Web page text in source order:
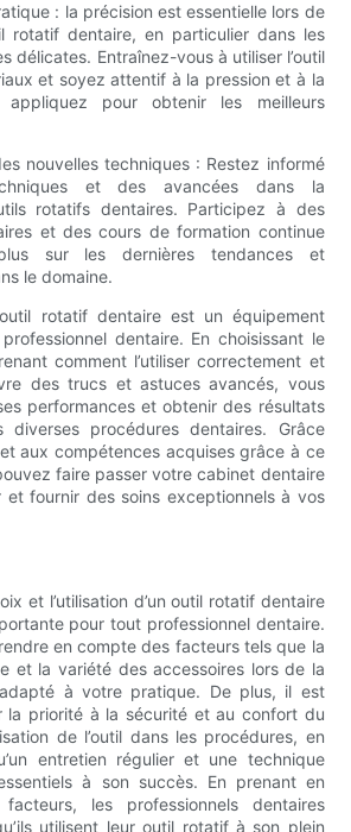
: la précision est essentielle lors de
rotatif dentaire, en particulier dans les
délicates. Entraînez-vous à utiliser l’outil
et soyez attentif à la pression et à la
pour obtenir les meilleurs
nouvelles techniques : Restez informé
et des avancées dans la
rotatifs dentaires. Participez à des
et des cours de formation continue
sur les dernières tendances et
le domaine.
rotatif dentaire est un équipement
dentaire. En choisissant le
comment l’utiliser correctement et
des trucs et astuces avancés, vous
performances et obtenir des résultats
diverses procédures dentaires. Grâce
aux compétences acquises grâce à ce
faire passer votre cabinet dentaire
et fournir des soins exceptionnels à vos
et l’utilisation d’un outil rotatif dentaire
pour tout professionnel dentaire.
en compte des facteurs tels que la
et la variété des accessoires lors de la
adapté à votre pratique. De plus, il est
la priorité à la sécurité et au confort du
de l’outil dans les procédures, en
entretien régulier et une technique
à son succès. En prenant en
les professionnels dentaires
utilisent leur outil rotatif à son plein